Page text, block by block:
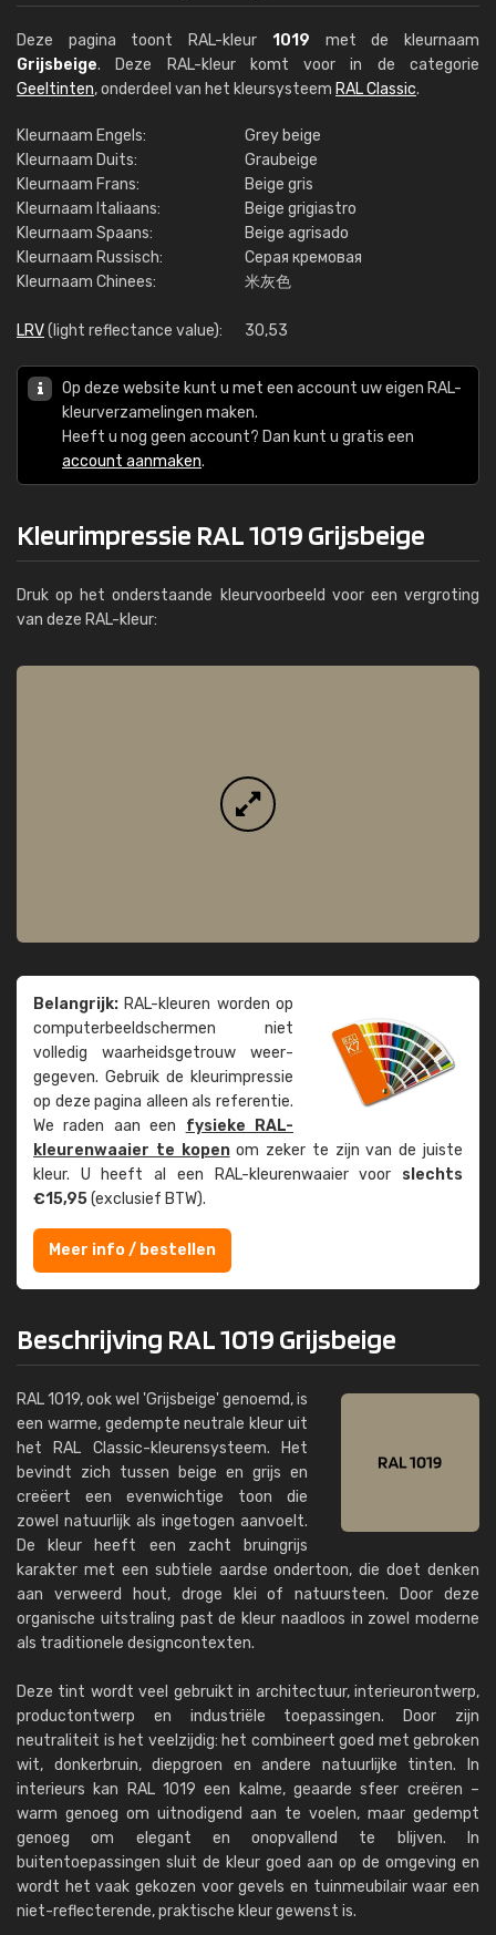
Deze pagina toont RAL-kleur 1019 met de kleurnaam
Grijsbeige. Deze RAL-kleur komt voor in de categorie
Geeltinten, onderdeel van het kleursysteem RAL Classic.
Kleurnaam Engels:
Grey beige
Kleurnaam Duits:
Graubeige
Kleurnaam Frans:
Beige gris
Kleurnaam Italiaans:
Beige grigiastro
Kleurnaam Spaans:
Beige agrisado
Kleurnaam Russisch:
Серая кремовая
Kleurnaam Chinees:
米灰色
LRV(light reflectance value): 30,53
Op deze website kunt u met een account uw eigen RAL-
kleurverzamelingen maken.
Heeft u nog geen account? Dan kunt u gratis een
account aanmaken.
Kleurimpressie RAL 1019 Grijsbeige
Druk op het onderstaande kleurvoorbeeld voor een vergroting
van deze RAL-kleur:
Belangrijk: RAL-kleuren worden op
computer­beeld­schermen niet
volledig waarheids­­getrouw weer­
gegeven. Gebruik de kleur­impressie
op deze pagina alleen als referentie.
We raden aan een fysieke RAL-
kleuren­waaier te kopenom zeker te zijn van de juiste
kleur. U heeft al een RAL-kleuren­waaier voor slechts
€15,95(exclusief BTW).
Meer info / bestellen
Beschrijving RAL 1019 Grijsbeige
RAL 1019, ook wel 'Grijsbeige' genoemd, is
een warme, gedempte neutrale kleur uit
het RAL Classic-kleurensysteem. Het
bevindt zich tussen beige en grijs en
creëert een evenwichtige toon die
zowel natuurlijk als ingetogen aanvoelt.
De kleur heeft een zacht bruingrijs
karakter met een subtiele aardse ondertoon, die doet denken
aan verweerd hout, droge klei of natuursteen. Door deze
organische uitstraling past de kleur naadloos in zowel moderne
als traditionele designcontexten.
Deze tint wordt veel gebruikt in architectuur, interieurontwerp,
productontwerp en industriële toepassingen. Door zijn
neutraliteit is het veelzijdig: het combineert goed met gebroken
wit, donkerbruin, diepgroen en andere natuurlijke tinten. In
interieurs kan RAL 1019 een kalme, geaarde sfeer creëren –
warm genoeg om uitnodigend aan te voelen, maar gedempt
genoeg om elegant en onopvallend te blijven. In
buitentoepassingen sluit de kleur goed aan op de omgeving en
wordt het vaak gekozen voor gevels en tuinmeubilair waar een
niet-reflecterende, praktische kleur gewenst is.